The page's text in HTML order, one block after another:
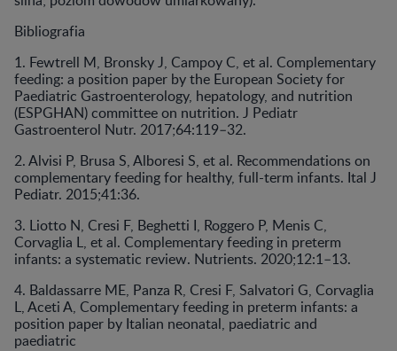
Bibliografia
1. Fewtrell M, Bronsky J, Campoy C, et al. Complementary
feeding: a position paper by the European Society for
Paediatric Gastroenterology, hepatology, and nutrition
(ESPGHAN) committee on nutrition. J Pediatr
Gastroenterol Nutr. 2017;64:119–32.
2. Alvisi P, Brusa S, Alboresi S, et al. Recommendations on
complementary feeding for healthy, full-term infants. Ital J
Pediatr. 2015;41:36.
3. Liotto N, Cresi F, Beghetti I, Roggero P, Menis C,
Corvaglia L, et al. Complementary feeding in preterm
infants: a systematic review. Nutrients. 2020;12:1–13.
4. Baldassarre ME, Panza R, Cresi F, Salvatori G, Corvaglia
L, Aceti A, Complementary feeding in preterm infants: a
position paper by Italian neonatal, paediatric and
paediatric